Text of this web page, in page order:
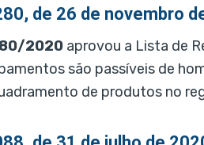
de 26 de novembro
2020 aprovou a Lista de
são passíveis de
de produtos no